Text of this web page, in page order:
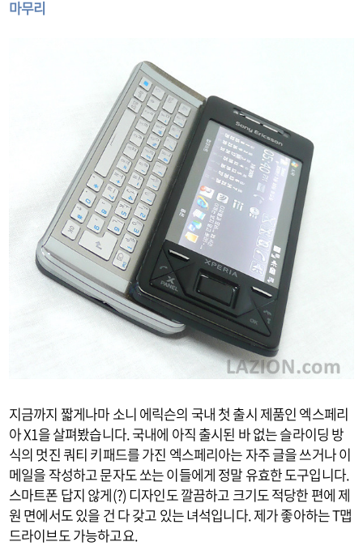
마무리
지금까지 짧게나마 소니 에릭슨의 국내 첫 출시 제품인 엑스페리
아 X1을 살펴봤습니다. 국내에 아직 출시된 바 없는 슬라이딩 방
식의 멋진 쿼티 키패드를 가진 엑스페리아는 자주 글을 쓰거나 이
메일을 작성하고 문자도 쏘는 이들에게 정말 유효한 도구입니다.
스마트폰 답지 않게(?) 디자인도 깔끔하고 크기도 적당한 편에 제
원 면에서도 있을 건 다 갖고 있는 녀석입니다. 제가 좋아하는 T맵
드라이브도 가능하고요.